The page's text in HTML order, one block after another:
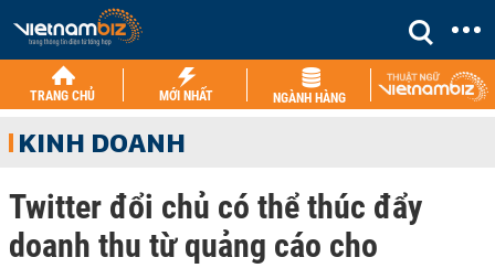
TRANG CHỦ MỚI NHẤT NGÀNH HÀNG
KINH DOANH
Twitter đổi chủ có thể thúc đẩy
doanh thu từ quảng cáo cho